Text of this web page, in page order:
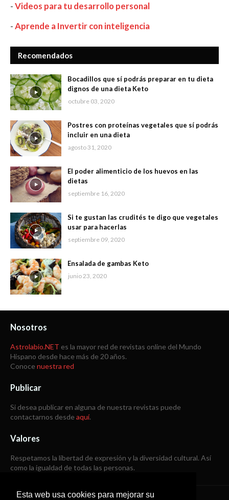
Esta web usa cookies para mejorar su
-Videos para tu desarrollo personal
-Aprende a Invertir con inteligencia
Recomendados
Bocadillos que sí podrás preparar en tu dieta
dignos de una dieta Keto
octubre 03, 2020
Postres con proteínas vegetales que sí podrás
incluir en una dieta
agosto 31, 2020
El poder alimenticio de los huevos en las
dietas
septiembre 16, 2020
Si te gustan las crudités te digo que vegetales
usar para hacerlas
septiembre 09, 2020
Ensalada de gambas Keto
junio 23, 2020
Nosotros
Astrolabio.NET es la mayor red de revistas online del Mundo
Hispano desde hace más de 20 años.
Conoce nuestra red
Publicar
Si desea publicar en alguna de nuestra revistas puede
contactarnos desde aquí.
Valores
Respetamos la libertad de expresión y la diversidad cultural. Así
como la igualdad de todas las personas.